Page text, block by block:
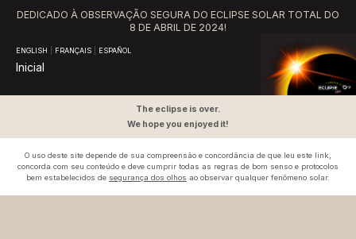
DEDICADO À OBSERVAÇÃO SEGURA DO ECLIPSE SOLAR TOTAL DO
8 DE ABRIL DE 2024!
ENGLISH FRANÇAIS ESPAÑOL
Inicial
The eclipse is over.
We hope you enjoyed it!
O uso deste site depende de sua compreensão e concordância de que leu este link,
concorda com seu conteúdo e deve cumprir todas as regras de bom senso e protocolos
bem estabelecidos de segurança dos olhos ao observar qualquer fenômeno solar.